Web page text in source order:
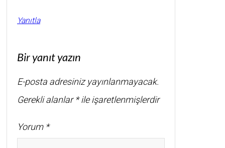
Yanıtla
Bir yanıt yazın
E-posta adresiniz yayınlanmayacak.
Gerekli alanlar *ile işaretlenmişlerdir
Yorum *